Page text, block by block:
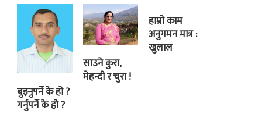
बुझ्नुपर्ने के हो ?
गर्नुपर्ने के हो ?
साउने कुरा,
मेहन्दी र चुरा !
हाम्रो काम
अनुगमन मात्र :
खुलाल